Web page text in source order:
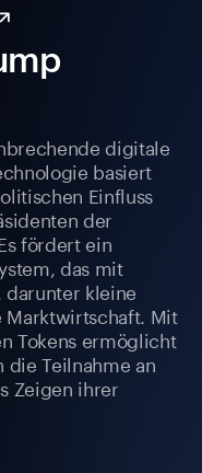
digitale
basiert
Einfluss
der
fördert ein
das mit
kleine
Marktwirtschaft. Mit
Tokens ermöglicht
die Teilnahme an
Zeigen ihrer